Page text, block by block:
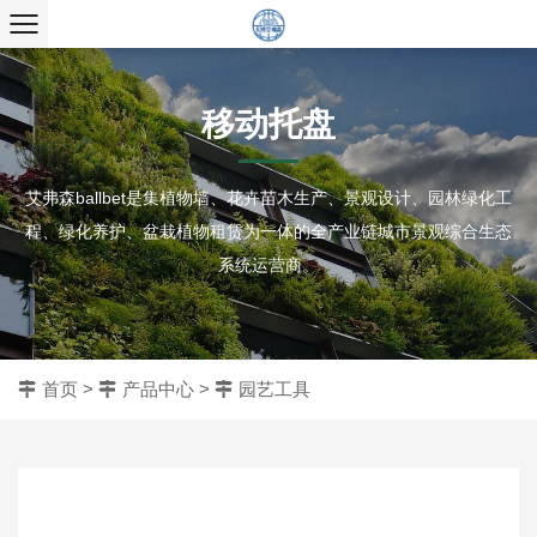
移动托盘
艾弗森ballbet是集植物墙、花卉苗木生产、景观设计、园林绿化工
程、绿化养护、盆栽植物租赁为一体的全产业链城市景观综合生态
系统运营商。
首页 > 产品中心 > 园艺工具